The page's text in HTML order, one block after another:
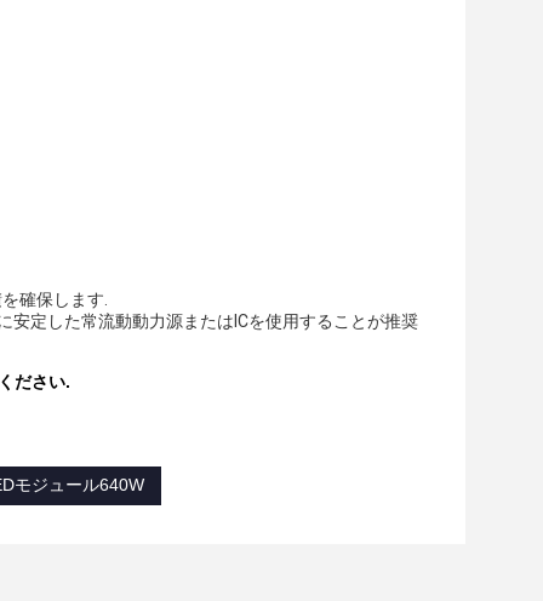
確保します.
安定した常流動動力源またはICを使用することが推奨
ださい.
モジュール640W